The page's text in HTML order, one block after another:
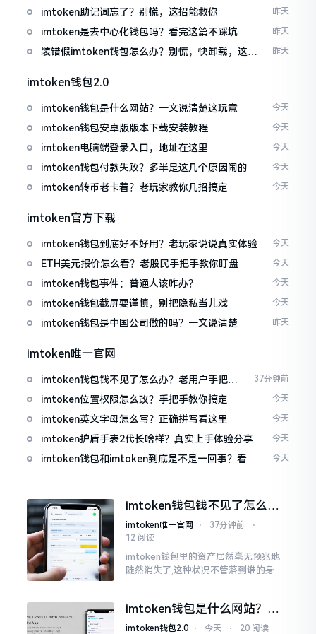
的私房话
imtoken助记词忘了？别慌，这招能救你 昨天
imtoken是去中心化钱包吗？看完这篇不踩坑 昨天
装错假imtoken钱包怎么办？别慌，快卸载，这几
昨天
imtoken钱包2.0
imtoken钱包是什么网站？一文说清楚这玩意 今天
imtoken钱包安卓版版本下载安装教程 今天
imtoken电脑端登录入口，地址在这里 今天
imtoken钱包付款失败？多半是这几个原因闹的 今天
imtoken转币老卡着？老玩家教你几招搞定 今天
imtoken官方下载
imtoken钱包到底好不好用？老玩家说说真实体验 今天
ETH美元报价怎么看？老股民手把手教你盯盘 今天
imtoken钱包事件：普通人该咋办？ 今天
imtoken钱包截屏要谨慎，别把隐私当儿戏 今天
imtoken钱包是中国公司做的吗？一文说清楚 昨天
imtoken唯一官网
imtoken钱包钱不见了怎么办？老用户手把手
教你找回
37分钟前
imtoken位置权限怎么改？手把手教你搞定 今天
imtoken英文字母怎么写？正确拼写看这里 今天
imtoken护盾手表2代长啥样？真实上手体验分享 今天
imtoken钱包和imtoken到底是不是一回事？看完
今天
imtoken钱包钱不见了怎么
办？老用户手把手教你找回
imtoken唯一官网 ⋅ 37分钟前
⋅
12 阅读
imtoken钱包里的资产居然毫无预兆地
陡然消失了,这种状况不管落到谁的身上,
打开钱包查看时
imtoken钱包是什么网站？一
文说清楚这玩意
imtoken钱包2.0 ⋅ 今天 ⋅ 20 阅读